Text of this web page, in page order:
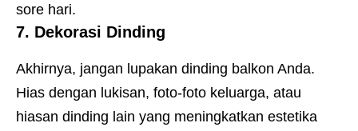
sore hari.
7. Dekorasi Dinding
Akhirnya, jangan lupakan dinding balkon Anda.
Hias dengan lukisan, foto-foto keluarga, atau
hiasan dinding lain yang meningkatkan estetika